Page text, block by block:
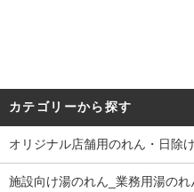
カテゴリーから探す
オリジナル店舗用のれん・日除
施設向け湯のれん_業務用湯の